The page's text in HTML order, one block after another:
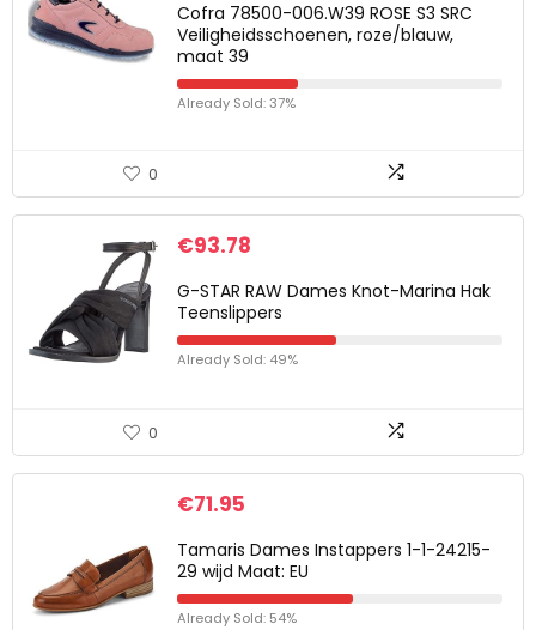
Cofra 78500-006.W39 ROSE S3 SRC
Veiligheidsschoenen, roze/blauw,
maat 39
Already Sold: 37%
0
€93.78
G-STAR RAW Dames Knot-Marina Hak
Teenslippers
Already Sold: 49%
0
€71.95
Tamaris Dames Instappers 1-1-24215-
29 wijd Maat: EU
Already Sold: 54%